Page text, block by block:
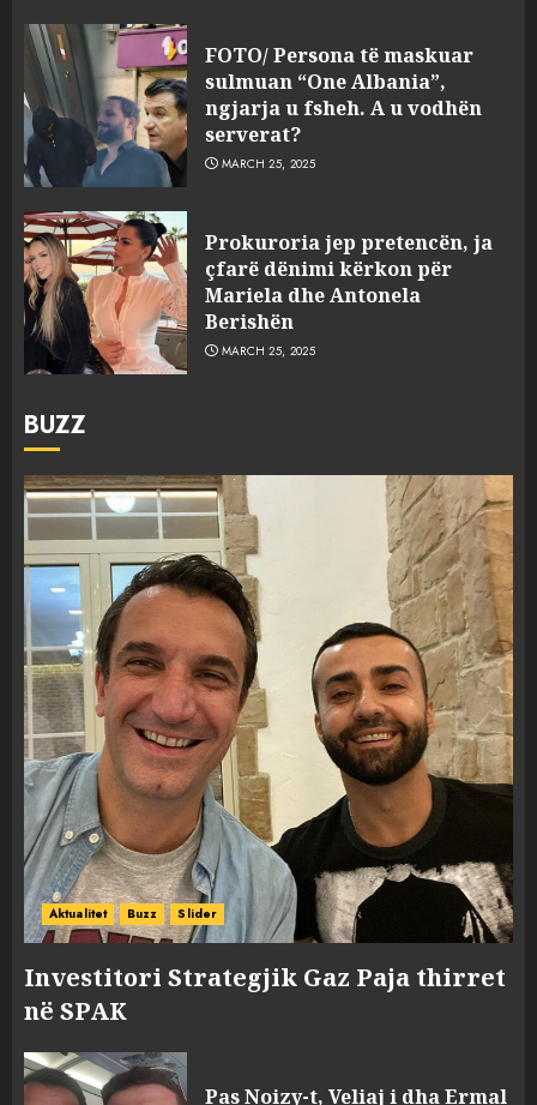
FOTO/ Persona të maskuar
sulmuan “One Albania”,
ngjarja u fsheh. A u vodhën
serverat?
MARCH 25, 2025
Prokuroria jep pretencën, ja
çfarë dënimi kërkon për
Mariela dhe Antonela
Berishën
MARCH 25, 2025
BUZZ
Aktualitet Buzz Slider
Investitori Strategjik Gaz Paja thirret
në SPAK
Pas Noizy-t, Veliaj i dha Ermal
sulmuan “One Albania”,